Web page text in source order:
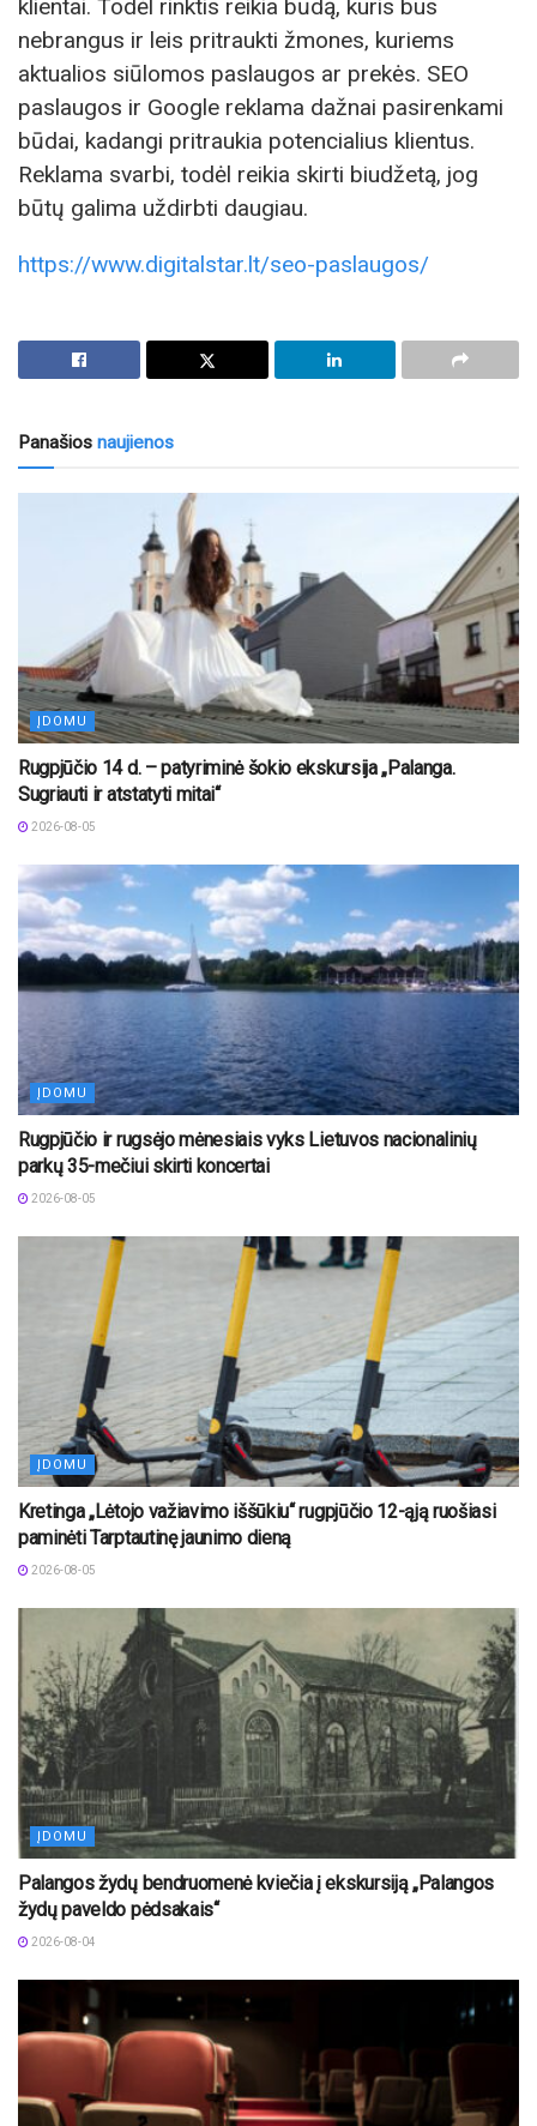
klientai. Todėl rinktis reikia būdą, kuris bus
nebrangus ir leis pritraukti žmones, kuriems
aktualios siūlomos paslaugos ar prekės. SEO
paslaugos ir Google reklama dažnai pasirenkami
būdai, kadangi pritraukia potencialius klientus.
Reklama svarbi, todėl reikia skirti biudžetą, jog
būtų galima uždirbti daugiau.
https://www.digitalstar.lt/seo-paslaugos/
Panašios naujienos
ĮDOMU
Rugpjūčio 14 d. – patyriminė šokio ekskursija „Palanga.
Sugriauti ir atstatyti mitai“
2026-08-05
ĮDOMU
Rugpjūčio ir rugsėjo mėnesiais vyks Lietuvos nacionalinių
parkų 35-mečiui skirti koncertai
2026-08-05
ĮDOMU
Kretinga „Lėtojo važiavimo iššūkiu“ rugpjūčio 12-ąją ruošiasi
paminėti Tarptautinę jaunimo dieną
2026-08-05
ĮDOMU
Palangos žydų bendruomenė kviečia į ekskursiją „Palangos
žydų paveldo pėdsakais“
2026-08-04